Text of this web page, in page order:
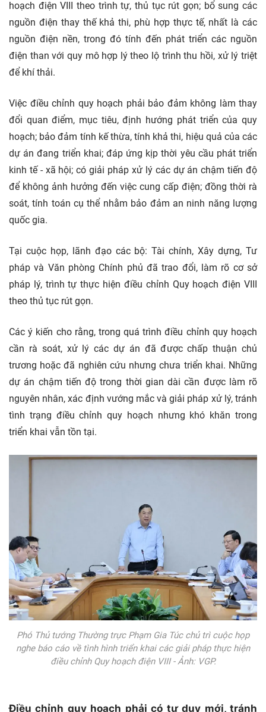
hoạch điện VIII theo trình tự, thủ tục rút gọn; bổ sung các
nguồn điện thay thế khả thi, phù hợp thực tế, nhất là các
nguồn điện nền, trong đó tính đến phát triển các nguồn
điện than với quy mô hợp lý theo lộ trình thu hồi, xử lý triệt
để khí thải.
Việc điều chỉnh quy hoạch phải bảo đảm không làm thay
đổi quan điểm, mục tiêu, định hướng phát triển của quy
hoạch; bảo đảm tính kế thừa, tính khả thi, hiệu quả của các
dự án đang triển khai; đáp ứng kịp thời yêu cầu phát triển
kinh tế - xã hội; có giải pháp xử lý các dự án chậm tiến độ
để không ảnh hưởng đến việc cung cấp điện; đồng thời rà
soát, tính toán cụ thể nhằm bảo đảm an ninh năng lượng
quốc gia.
Tại cuộc họp, lãnh đạo các bộ: Tài chính, Xây dựng, Tư
pháp và Văn phòng Chính phủ đã trao đổi, làm rõ cơ sở
pháp lý, trình tự thực hiện điều chỉnh Quy hoạch điện VIII
theo thủ tục rút gọn.
Các ý kiến cho rằng, trong quá trình điều chỉnh quy hoạch
cần rà soát, xử lý các dự án đã được chấp thuận chủ
trương hoặc đã nghiên cứu nhưng chưa triển khai. Những
dự án chậm tiến độ trong thời gian dài cần được làm rõ
nguyên nhân, xác định vướng mắc và giải pháp xử lý, tránh
tình trạng điều chỉnh quy hoạch nhưng khó khăn trong
triển khai vẫn tồn tại.
Phó Thủ tướng Thường trực Phạm Gia Túc chủ trì cuộc họp
nghe báo cáo về tình hình triển khai các giải pháp thực hiện
điều chỉnh Quy hoạch điện VIII - Ảnh: VGP.
Điều chỉnh quy hoạch phải có tư duy mới, tránh